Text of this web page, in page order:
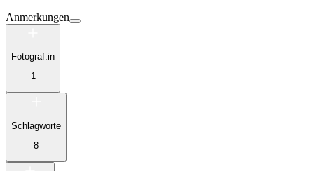
Anmerkungen
Fotograf:in
1
Schlagworte
8